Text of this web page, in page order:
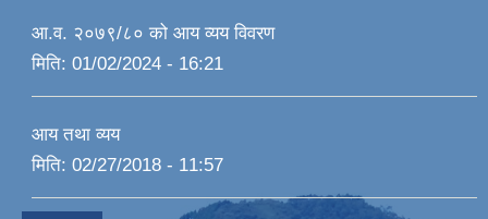
आ.व. २०७९/८० को आय व्यय विवरण
मिति: 01/02/2024 - 16:21
आय तथा व्यय
मिति: 02/27/2018 - 11:57